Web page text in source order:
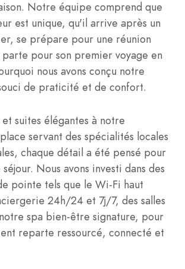
Notre équipe comprend que
est unique, qu'il arrive après un
se prépare pour une réunion
pour son premier voyage en
nous avons conçu notre
de praticité et de confort.
suites élégantes à notre
servant des spécialités locales
chaque détail a été pensé pour
Nous avons investi dans des
pointe tels que le Wi-Fi haut
24h/24 et 7j/7, des salles
spa bien-être signature, pour
reparte ressourcé, connecté et